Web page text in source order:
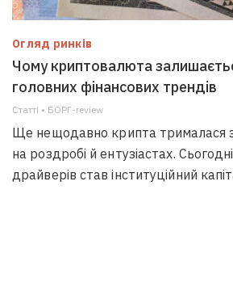
Огляд ринків
Чому криптовалюта
головних фінансових трендів
Статті • БОРГ-review
Ще нещодавно крипта трималася
на роздробі й ентузіастах.
драйверів став інституційний